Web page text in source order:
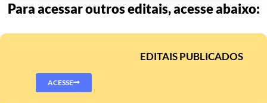
Para acessar outros editais, acesse abaixo:
EDITAIS PUBLICADOS
ACESSE